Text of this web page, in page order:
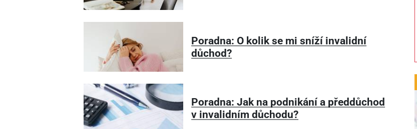
Poradna: O kolik se mi sníží invalidní
důchod?
Poradna: Jak na podnikání a předdůchod
v invalidním důchodu?